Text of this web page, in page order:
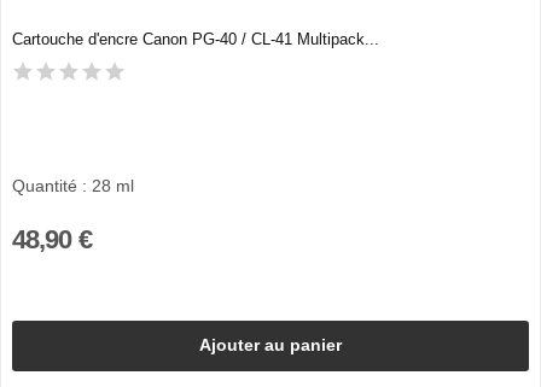
Cartouche d'encre Canon PG-40 / CL-41 Multipack...
Quantité : 28 ml
48,90 €
Ajouter au panier